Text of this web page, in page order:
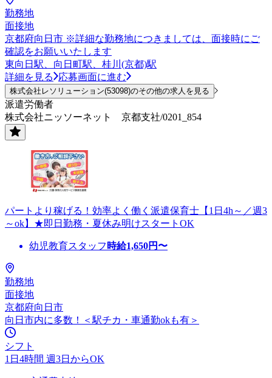
勤務地
面接地
京都府向日市 ※詳細な勤務地につきましては、面接時にご
確認をお願いいたします
東向日駅、向日町駅、桂川(京都)駅
詳細を見る
応募画面に進む
株式会社レソリューション(53098)のその他の求人を見る
派遣労働者
株式会社ニッソーネット 京都支社/0201_854
パートより稼げる！効率よく働く派遣保育士【1日4h～／週3
～ok】★即日勤務・夏休み明けスタートOK
幼児教育スタッフ 時給1,650円〜
勤務地
面接地
京都府向日市
向日市内に多数！＜駅チカ・車通勤okも有＞
シフト
1日4時間 週3日からOK